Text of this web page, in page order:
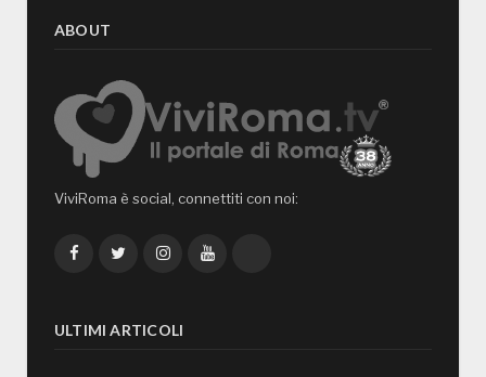
ABOUT
ViviRoma è social, connettiti con noi:
FacebookTwitterInstagramYouTube
ULTIMI ARTICOLI